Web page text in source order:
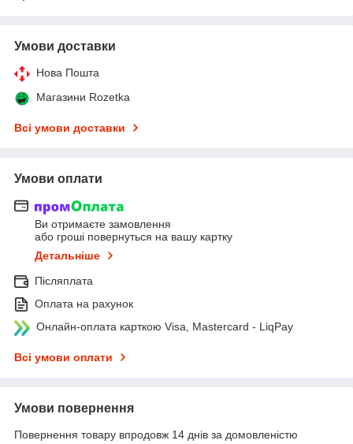
Умови доставки
Нова Пошта
Магазини Rozetka
Всі умови доставки
Умови оплати
Ви отримаєте замовлення
або гроші повернуться на вашу картку
Детальніше
Післяплата
Оплата на рахунок
Онлайн-оплата карткою Visa, Mastercard - LiqPay
Всі умови оплати
Умови повернення
Повернення товару впродовж 14 днів за домовленістю